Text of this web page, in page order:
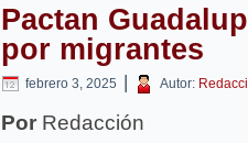
Pactan
por migrantes
febrero 3, 2025 | Autor:
Por Redacción